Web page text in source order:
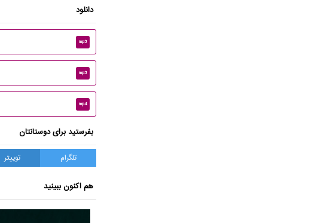
دانلود
mp3
mp3
mp4
بفرستید برای دوستانتان
تلگرام توییتر
هم اکنون ببینید